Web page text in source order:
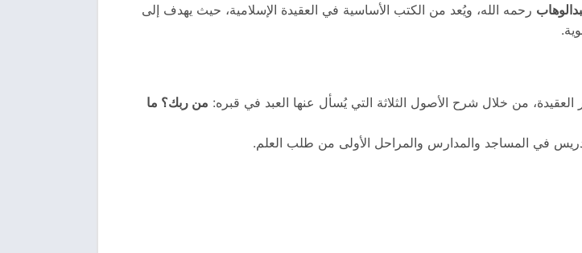
رحمه الله، ويُعد من الكتب الأساسية في العقيدة الإسلامية، حيث يهدف إلى
من خلال شرح الأصول الثلاثة التي يُسأل عنها العبد في قبره: من ربك؟ ما
في المساجد والمدارس والمراحل الأولى من طلب العلم.